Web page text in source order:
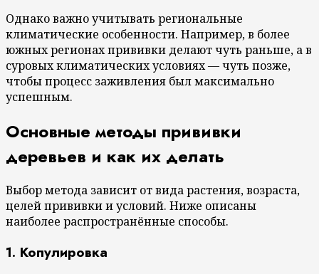
Однако важно учитывать региональные
климатические особенности. Например, в более
южных регионах прививки делают чуть раньше, а в
суровых климатических условиях — чуть позже,
чтобы процесс заживления был максимально
успешным.
Основные методы прививки
деревьев и как их делать
Выбор метода зависит от вида растения, возраста,
целей прививки и условий. Ниже описаны
наиболее распространённые способы.
1. Копулировка